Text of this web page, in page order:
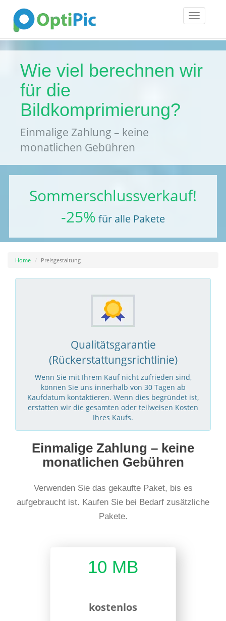
Toggle
Wie viel berechnen wir
für die
Bildkomprimierung?
Einmalige Zahlung – keine
monatlichen Gebühren
Sommerschlussverkauf!
-25% für alle Pakete
Home Preisgestaltung
Qualitätsgarantie
(Rückerstattungsrichtlinie)
Wenn Sie mit Ihrem Kauf nicht zufrieden sind,
können Sie uns innerhalb von 30 Tagen ab
Kaufdatum kontaktieren. Wenn dies begründet ist,
erstatten wir die gesamten oder teilweisen Kosten
Ihres Kaufs.
Einmalige Zahlung – keine
monatlichen Gebühren
Verwenden Sie das gekaufte Paket, bis es
aufgebraucht ist. Kaufen Sie bei Bedarf zusätzliche
Pakete.
10 MB
kostenlos